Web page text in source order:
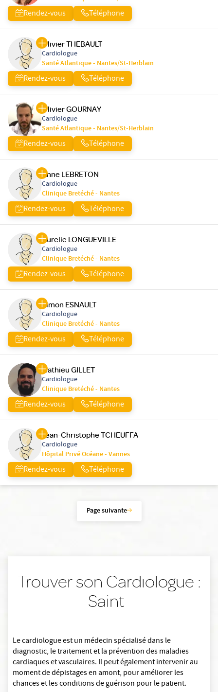
Rendez-vous Téléphone
Olivier THEBAULT
Cardiologue
Santé Atlantique - Nantes/St-Herblain
Rendez-vous Téléphone
Olivier GOURNAY
Cardiologue
Santé Atlantique - Nantes/St-Herblain
Rendez-vous Téléphone
Anne LEBRETON
Cardiologue
Clinique Bretéché - Nantes
Rendez-vous Téléphone
Aurelie LONGUEVILLE
Cardiologue
Clinique Bretéché - Nantes
Rendez-vous Téléphone
Simon ESNAULT
Cardiologue
Clinique Bretéché - Nantes
Rendez-vous Téléphone
Mathieu GILLET
Cardiologue
Clinique Bretéché - Nantes
Rendez-vous Téléphone
Jean-Christophe TCHEUFFA
Cardiologue
Hôpital Privé Océane - Vannes
Rendez-vous Téléphone
Page suivante
Trouver son Cardiologue :
Saint
Le cardiologue est un médecin spécialisé dans le
diagnostic, le traitement et la prévention des maladies
cardiaques et vasculaires. Il peut également intervenir au
moment de dépistages en amont, pour améliorer les
chances et les conditions de guérison pour le patient.